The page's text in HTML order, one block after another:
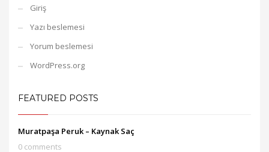
Giriş
Yazı beslemesi
Yorum beslemesi
WordPress.org
FEATURED POSTS
Muratpaşa Peruk – Kaynak Saç
0 comments